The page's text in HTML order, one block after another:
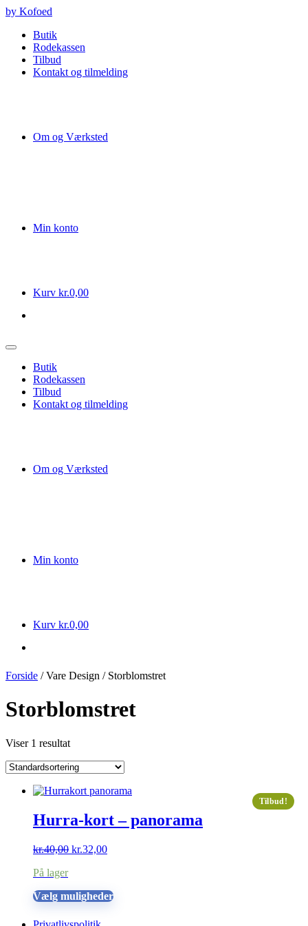
Videre
indhold
by Kofoed
Butik
Rodekassen
Tilbud
Kontakt og tilmelding
Om og Værksted
Min konto
Kurv kr.0,00
Butik
Rodekassen
Tilbud
Kontakt og tilmelding
Om og Værksted
Min konto
Kurv kr.0,00
Forside / Vare Design / Storblomstret
Storblomstret
Viser 1 resultat
Tilbud!
Hurra-kort – panorama
kr.40,00 Den
kr.40,00.
kr.32,00Den
kr.32,00.
På lager
Vælg mulighederDette